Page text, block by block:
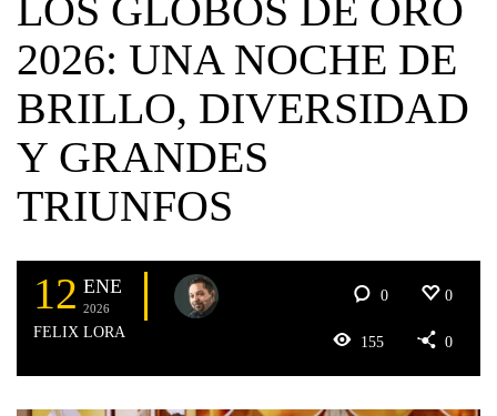
LOS GLOBOS DE ORO
2026: UNA NOCHE DE
BRILLO, DIVERSIDAD
Y GRANDES
TRIUNFOS
12 ENE
2026
FELIX LORA
0 0
155 0